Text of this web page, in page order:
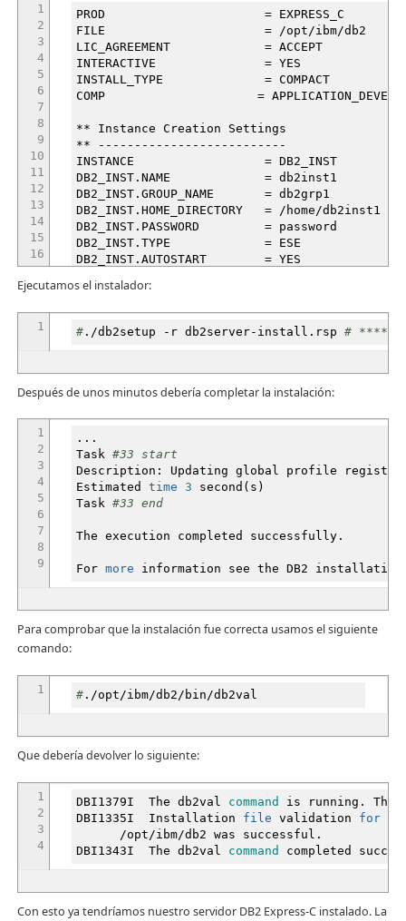
1
2
3
4
5
6
7
8
9
10
11
12
13
14
15
16
17
18
21
PROD = EXPRESS_C
FILE =
/opt /ibm/db2
LIC_AGREEMENT = ACCEPT
INTERACTIVE = YES
INSTALL_TYPE = COMPACT
COMP =
** Instance Creation Settings
**
--------------------------
INSTANCE = DB2_INST
DB2_INST.NAME = db2inst1
DB2_INST.GROUP_NAME = db2grp1
DB2_INST.HOME_DIRECTORY =
/ home /db2inst1
DB2_INST.PASSWORD = password
DB2_INST.TYPE = ESE
DB2_INST.AUTOSTART = YES
DB2_INST.SVCENAME = db2cdb2inst1
DB2_INST.FENCED_USERNAME = db2inst1
DB2_INST.FENCED_GROUP_NAME = db2grp1
DB2_INST.FENCED_PASSWORD = password
Ejecutamos el instalador:
1 #. /db2setup -rdb2server-install.rsp #
Después de unos minutos debería completar la instalación:
1
2
3
4
5
6
7
8
9
...
Task #33 start
Description: Updating global profile registry
Estimated time 3 second ( s )
Task #33 end
The execution completed successfully.
For more information see the DB2
Para comprobar que la instalación fue correcta usamos el siguiente
comando:
1 #. /opt/ibm/db2/ bin/db2val
Que debería devolver lo siguiente:
1
2
3
4
DBI1379I The db2val command
is running. This
DBI1335I Installation file validation for
/opt/ibm/db2 was successful.
DBI1343I The db2val command completed
Con esto ya tendríamos nuestro servidor DB2 Express-C instalado. La